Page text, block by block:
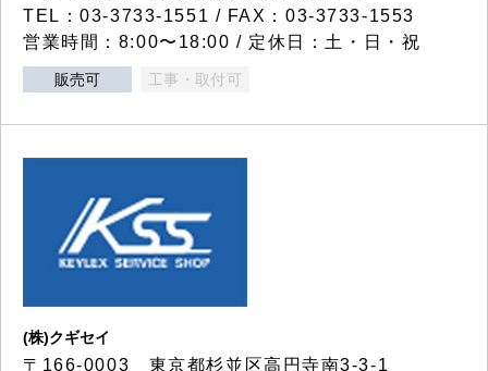
TEL：03-3733-1551 / FAX：03-3733-1553
営業時間：8:00〜18:00 / 定休日：土・日・祝
販売可 工事・取付可
(株)クギセイ
〒166-0003 東京都杉並区高円寺南3-3-1